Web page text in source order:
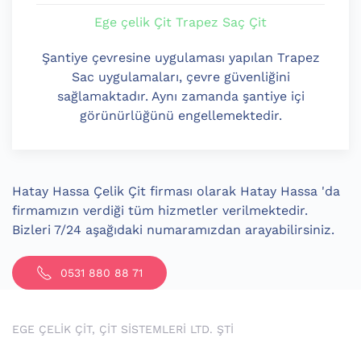
Ege çelik Çit Trapez Saç Çit
Şantiye çevresine uygulaması yapılan Trapez
Sac uygulamaları, çevre güvenliğini
sağlamaktadır. Aynı zamanda şantiye içi
görünürlüğünü engellemektedir.
Hatay Hassa Çelik Çit firması olarak Hatay Hassa 'da
firmamızın verdiği tüm hizmetler verilmektedir.
Bizleri 7/24 aşağıdaki numaramızdan arayabilirsiniz.
0531 880 88 71
EGE ÇELİK ÇİT, ÇİT SİSTEMLERİ LTD. ŞTİ